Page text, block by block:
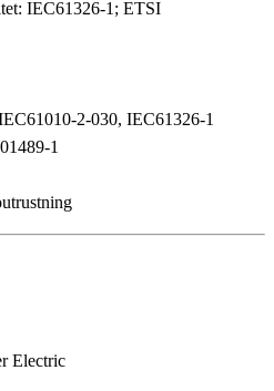
IEC61326‑1; ETSI
IEC61326‑1
Electric